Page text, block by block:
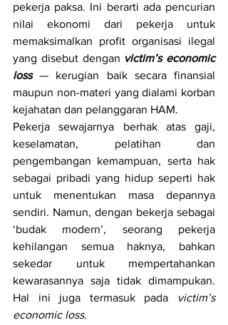
pekerja paksa. Ini berarti ada pencurian
nilai ekonomi dari pekerja untuk
memaksimalkan profit organisasi ilegal
yang disebut dengan victim’s economic
loss
— kerugian baik secara finansial
maupun non-materi yang dialami korban
kejahatan dan pelanggaran HAM.
Pekerja sewajarnya berhak atas gaji,
keselamatan, pelatihan dan
pengembangan kemampuan, serta hak
sebagai pribadi yang hidup seperti hak
untuk menentukan masa depannya
sendiri. Namun, dengan bekerja sebagai
‘budak modern’, seorang pekerja
kehilangan semua haknya, bahkan
sekedar untuk mempertahankan
kewarasannya saja tidak dimampukan.
Hal ini juga termasuk pada
victim’s
economic loss.